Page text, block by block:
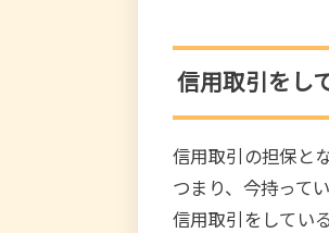
信用取引をし
信用取引の担保と
つまり、今持って
信用取引をしてい